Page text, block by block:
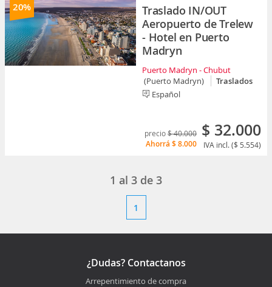
20%
Traslado IN/OUT
Aeropuerto de Trelew
- Hotel en Puerto
Madryn
Puerto Madryn - Chubut
(Puerto Madryn)
Traslados
Español
precio$ 40.000
Ahorrá $ 8.000
$ 32.000
IVA incl. ($ 5.554)
1 al 3 de 3
1
¿Dudas? Contactanos
Arrepentimiento de compra